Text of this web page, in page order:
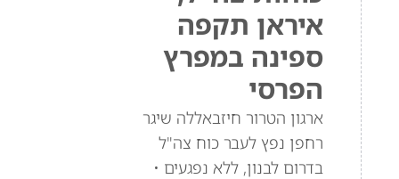
איראן תקפה
ספינה במפרץ
הפרסי
ארגון הטרור חיזבאללה שיגר
רחפן נפץ לעבר כוח צה"ל
בדרום לבנון, ללא נפגעים •